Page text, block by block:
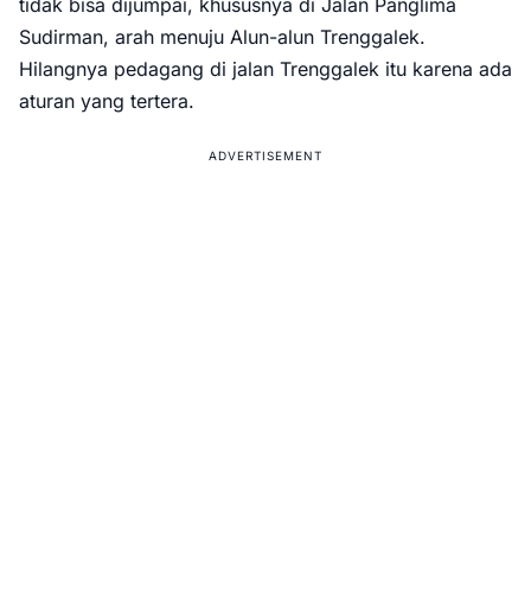
tidak bisa dijumpai, khususnya di Jalan Panglima
Sudirman, arah menuju Alun-alun Trenggalek.
Hilangnya pedagang di jalan Trenggalek itu karena ada
aturan yang tertera.
ADVERTISEMENT